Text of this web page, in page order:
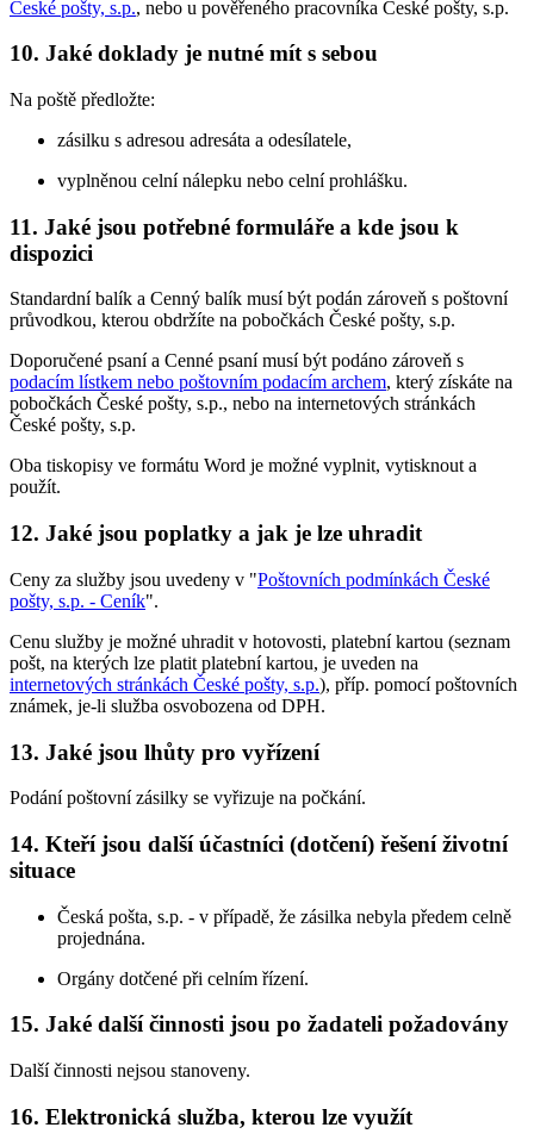
České pošty, s.p., nebo u pověřeného pracovníka České pošty, s.p.
10. Jaké doklady je nutné mít s sebou
Na poště předložte:
zásilku s adresou adresáta a odesílatele,
vyplněnou celní nálepku nebo celní prohlášku.
11. Jaké jsou potřebné formuláře a kde jsou k
dispozici
Standardní balík a Cenný balík musí být podán zároveň s poštovní
průvodkou, kterou obdržíte na pobočkách České pošty, s.p.
Doporučené psaní a Cenné psaní musí být podáno zároveň s
podacím lístkem nebo poštovním podacím archem, který získáte na
pobočkách České pošty, s.p., nebo na internetových stránkách
České pošty, s.p.
Oba tiskopisy ve formátu Word je možné vyplnit, vytisknout a
použít.
12. Jaké jsou poplatky a jak je lze uhradit
Ceny za služby jsou uvedeny v "Poštovních podmínkách České
pošty, s.p. - Ceník".
Cenu služby je možné uhradit v hotovosti, platební kartou (seznam
pošt, na kterých lze platit platební kartou, je uveden na
internetových stránkách České pošty, s.p.), příp. pomocí poštovních
známek, je-li služba osvobozena od DPH.
13. Jaké jsou lhůty pro vyřízení
Podání poštovní zásilky se vyřizuje na počkání.
14. Kteří jsou další účastníci (dotčení) řešení životní
situace
Česká pošta, s.p. - v případě, že zásilka nebyla předem celně
projednána.
Orgány dotčené při celním řízení.
15. Jaké další činnosti jsou po žadateli požadovány
Další činnosti nejsou stanoveny.
16. Elektronická služba, kterou lze využít